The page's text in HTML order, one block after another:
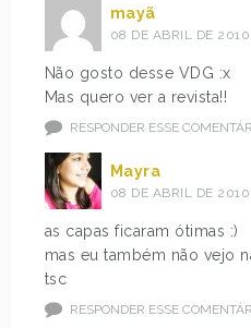
mayã
08 DE ABRIL DE
Não gosto desse VDG :x
Mas quero ver a revista!!
RESPONDER ESSE
Mayra
08 DE ABRIL DE
as capas ficaram ótimas :)
mas eu também não vejo
tsc
RESPONDER ESSE